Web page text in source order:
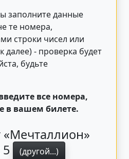
заполните данные
те номера,
строки чисел или
далее) - проверка будет
будьте
все номера,
в вашем билете.
(другой...)